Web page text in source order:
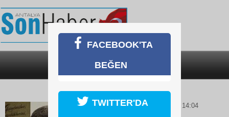
SON DAKİKA
TONGUÇ’U ANARKEN
28 Haziran 2026 Pazar 14:04
FACEBOOK'TA
BEĞEN
TWITTER'DA